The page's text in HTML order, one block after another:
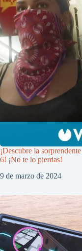
¡Descubre la
6! ¡No te lo pierdas!
9 de marzo de 2024